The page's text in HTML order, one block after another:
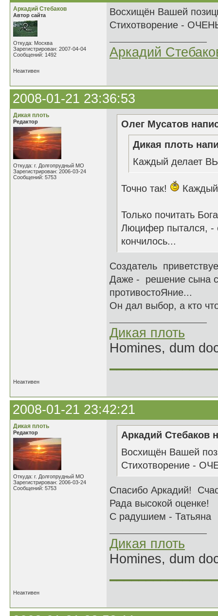
Аркадий Стебаков
Автор сайта
Откуда: Москва
Зарегистрирован: 2007-04-04
Сообщений: 1492
Восхищён Вашей
Стихотворение -
Аркадий
Неактивен
2008-01-21 23:36:53
Дикая плоть
Редактор
Откуда: г. Долгопрудный МО
Зарегистрирован: 2006-03-24
Сообщений: 5753
Олег Мусатов
Дикая плоть
Каждый делает
Точно так!
Только почитать
Люцифер пытался, -
кончилось...
Создатель
Даже - решение сына
противостоЯние...
Он дал выбор, а кто
Дикая плоть
Homines, dum
Неактивен
2008-01-21 23:42:21
Дикая плоть
Редактор
Откуда: г. Долгопрудный МО
Зарегистрирован: 2006-03-24
Сообщений: 5753
Аркадий Стебаков
Восхищён Вашей
Стихотворение -
Спасибо Аркадий!
Рада высокой оценке!
С радушием - Татьяна
Дикая плоть
Homines, dum
Неактивен